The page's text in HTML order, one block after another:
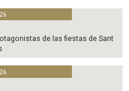
de las fiestas de Sant